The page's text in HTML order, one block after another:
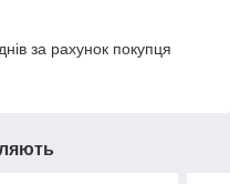
за рахунок покупця